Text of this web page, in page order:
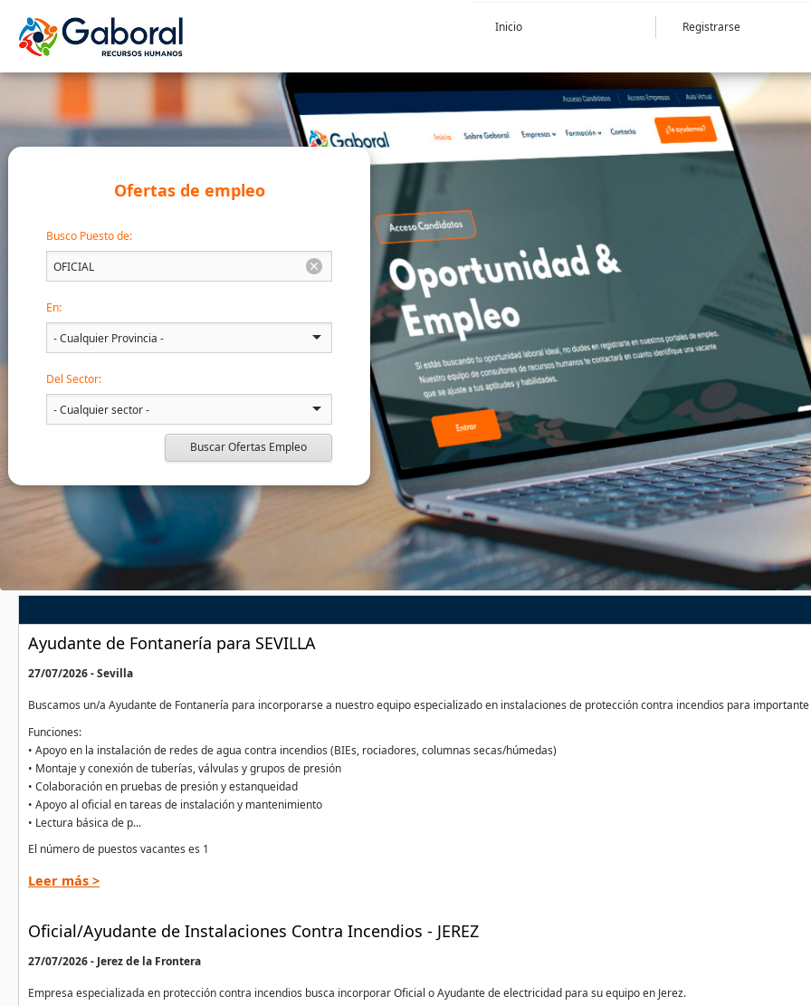
Inicio Registrarse
Ofertas de empleo
Busco Puesto de:
En:
Del Sector:
Buscar Ofertas Empleo
Ayudante de Fontanería para SEVILLA
27/07/2026 - Sevilla
Buscamos un/a Ayudante de Fontanería para incorporarse a nuestro equipo especializado en instalaciones de protección contra incendios para
Funciones:
• Apoyo en la instalación de redes de agua contra incendios (BIEs, rociadores, columnas secas/húmedas)
• Montaje y conexión de tuberías, válvulas y grupos de presión
• Colaboración en pruebas de presión y estanqueidad
• Apoyo al oficial en tareas de instalación y mantenimiento
• Lectura básica de p...
El número de puestos vacantes es 1
Leer más >
Oficial/Ayudante de Instalaciones Contra Incendios - JEREZ
27/07/2026 - Jerez de la Frontera
Empresa especializada en protección contra incendios busca incorporar Oficial o Ayudante de electricidad para su equipo en Jerez.